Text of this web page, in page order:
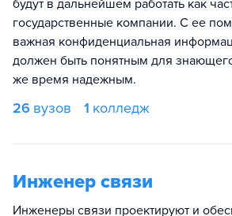
будут в дальнейшем работать как
государственные компании. С ее
важная конфиденциальная
должен быть понятным для
же время надежным.
26 вузов 1 колледж
Инженер связи
Инженеры связи проектируют и